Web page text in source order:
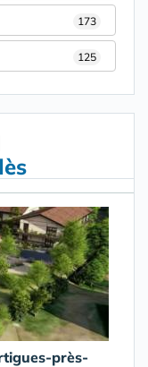
173
125
près-